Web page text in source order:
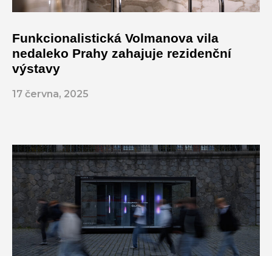
Funkcionalistická Volmanova vila
nedaleko Prahy zahajuje rezidenční
výstavy
17 června, 2025